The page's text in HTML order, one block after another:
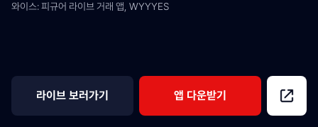
와이스: 피규어 라이브 거래 앱, WYYYES
라이브 보러가기 앱 다운받기